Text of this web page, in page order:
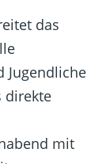
das
Jugendliche
direkte
mit